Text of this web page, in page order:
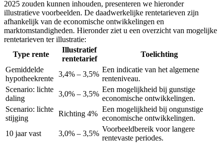
2025 zouden kunnen inhouden, presenteren we hieronder
illustratieve voorbeelden. De daadwerkelijke rentetarieven zijn
afhankelijk van de economische ontwikkelingen en
marktomstandigheden. Hieronder ziet u een overzicht van mogelijke
rentetarieven ter illustratie:
Type rente
Illustratief
rentetarief
Toelichting
Gemiddelde
hypotheekrente
3,4% – 3,5%
Een indicatie van het algemene
renteniveau.
Scenario: lichte
daling
3,0% – 3,5%
Een mogelijkheid bij gunstige
economische ontwikkelingen.
Scenario: lichte
stijging
Richting 4%
Een mogelijkheid bij ongunstige
economische ontwikkelingen.
10 jaar vast
3,0% – 3,5%
Voorbeeldbereik voor langere
rentevaste periodes.